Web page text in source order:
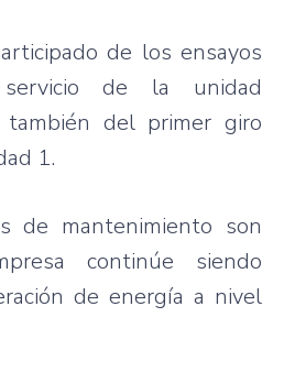
de los ensayos
de la unidad
también del primer giro
1.
de mantenimiento son
continúe siendo
de energía a nivel